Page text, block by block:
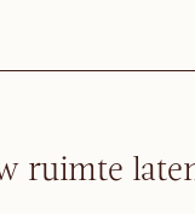
ruimte